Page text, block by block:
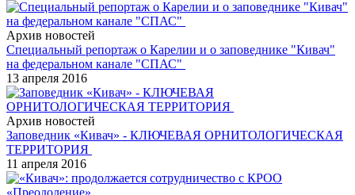
Архив новостей
Специальный репортаж о Карелии и о заповеднике "Кивач"
на федеральном канале "СПАС"
13 апреля 2016
Архив новостей
Заповедник «Кивач» - КЛЮЧЕВАЯ ОРНИТОЛОГИЧЕСКАЯ
ТЕРРИТОРИЯ
11 апреля 2016